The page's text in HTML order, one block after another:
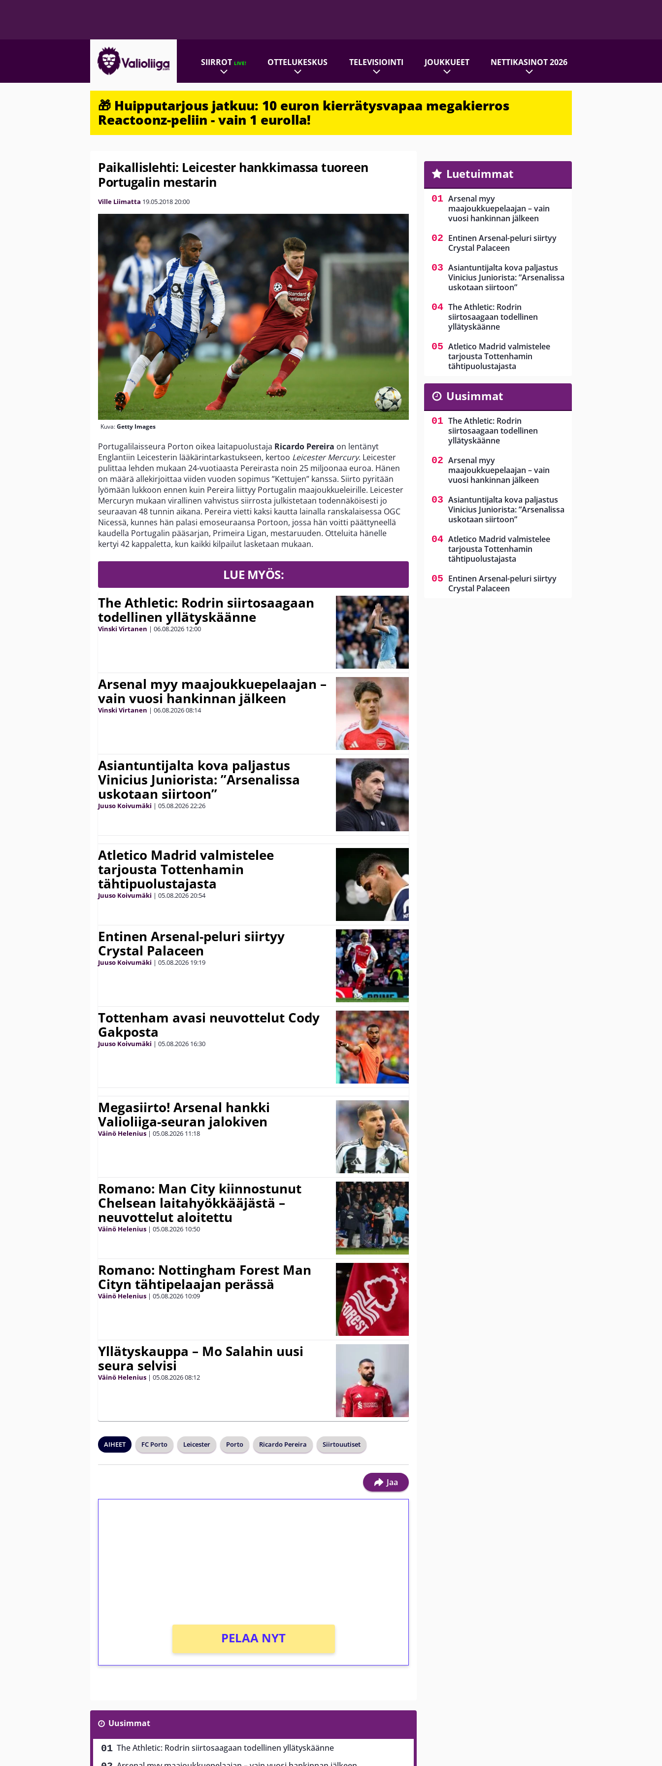
SIIRROTLIVE! OTTELUKESKUS TELEVISIOINTI JOUKKUEET NETTIKASINOT 2026
🎁 Huipputarjous jatkuu: 10 euron kierrätysvapaa megakierros
Reactoonz-peliin - vain 1 eurolla!
Paikallislehti: Leicester hankkimassa tuoreen
Portugalin mestarin
Ville Liimatta 19.05.201820:00
Kuva:Getty Images
Portugalilaisseura Porton oikea laitapuolustaja Ricardo Pereira on lentänyt
Englantiin Leicesterin lääkärintarkastukseen, kertoo Leicester Mercury. Leicester
pulittaa lehden mukaan 24-vuotiaasta Pereirasta noin 25 miljoonaa euroa. Hänen
on määrä allekirjoittaa viiden vuoden sopimus ”Kettujen” kanssa. Siirto pyritään
lyömään lukkoon ennen kuin Pereira liittyy Portugalin maajoukkueleirille. Leicester
Mercuryn mukaan virallinen vahvistus siirrosta julkistetaan todennäköisesti jo
seuraavan 48 tunnin aikana. Pereira vietti kaksi kautta lainalla ranskalaisessa OGC
Nicessä, kunnes hän palasi emoseuraansa Portoon, jossa hän voitti päättyneellä
kaudella Portugalin pääsarjan, Primeira Ligan, mestaruuden. Otteluita hänelle
kertyi 42 kappaletta, kun kaikki kilpailut lasketaan mukaan.
LUE MYÖS:
The Athletic: Rodrin siirtosaagaan
todellinen yllätyskäänne
Vinski Virtanen | 06.08.2026 12:00
Arsenal myy maajoukkuepelaajan –
vain vuosi hankinnan jälkeen
Vinski Virtanen | 06.08.202608:14
Asiantuntijalta kova paljastus
Vinicius Juniorista: ”Arsenalissa
uskotaan siirtoon”
Juuso Koivumäki | 05.08.202622:26
Atletico Madrid valmistelee
tarjousta Tottenhamin
tähtipuolustajasta
Juuso Koivumäki | 05.08.202620:54
Entinen Arsenal-peluri siirtyy
Crystal Palaceen
Juuso Koivumäki | 05.08.2026 19:19
Tottenham avasi neuvottelut Cody
Gakposta
Juuso Koivumäki | 05.08.2026 16:30
Megasiirto! Arsenal hankki
Valioliiga-seuran jalokiven
Väinö Helenius | 05.08.2026 11:18
Romano: Man City kiinnostunut
Chelsean laitahyökkääjästä –
neuvottelut aloitettu
Väinö Helenius | 05.08.2026 10:50
Romano: Nottingham Forest Man
Cityn tähtipelaajan perässä
Väinö Helenius | 05.08.2026 10:09
Yllätyskauppa – Mo Salahin uusi
seura selvisi
Väinö Helenius | 05.08.202608:12
AIHEET FC Porto Leicester Porto Ricardo Pereira Siirtouutiset
Jaa
PELAA NYT
Uusimmat
The Athletic: Rodrin siirtosaagaan todellinen yllätyskäänne
Luetuimmat
Arsenal myy
maajoukkuepelaajan – vain
vuosi hankinnan jälkeen
Entinen Arsenal-peluri siirtyy
Crystal Palaceen
Asiantuntijalta kova paljastus
Vinicius Juniorista: ”Arsenalissa
uskotaan siirtoon”
The Athletic: Rodrin
siirtosaagaan todellinen
yllätyskäänne
Atletico Madrid valmistelee
tarjousta Tottenhamin
tähtipuolustajasta
Uusimmat
The Athletic: Rodrin
siirtosaagaan todellinen
yllätyskäänne
Arsenal myy
maajoukkuepelaajan – vain
vuosi hankinnan jälkeen
Asiantuntijalta kova paljastus
Vinicius Juniorista: ”Arsenalissa
uskotaan siirtoon”
Atletico Madrid valmistelee
tarjousta Tottenhamin
tähtipuolustajasta
Entinen Arsenal-peluri siirtyy
Crystal Palaceen